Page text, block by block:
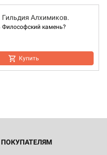
Гильдия Алхимиков.
Философский камень?
Купить
ПОКУПАТЕЛЯМ